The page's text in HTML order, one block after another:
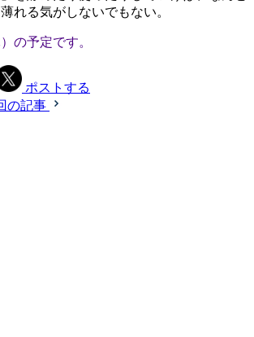
れる気がしないでもない。
の予定です。
ポストする
の記事